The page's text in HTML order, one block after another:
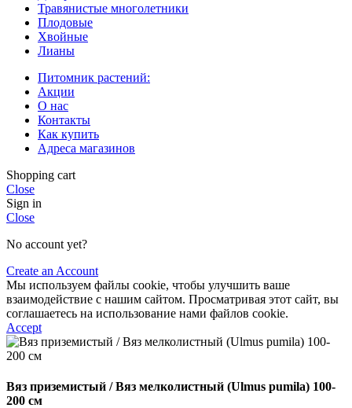
Травянистые многолетники
Плодовые
Хвойные
Лианы
Питомник растений:
Акции
О нас
Контакты
Как купить
Адреса магазинов
Shopping cart
Close
Sign in
Close
No account yet?
Create an Account
Мы используем файлы cookie, чтобы улучшить ваше
взаимодействие с нашим сайтом. Просматривая этот сайт, вы
соглашаетесь на использование нами файлов cookie.
Accept
Вяз приземистый / Вяз мелколистный (Ulmus pumila) 100-
200 см